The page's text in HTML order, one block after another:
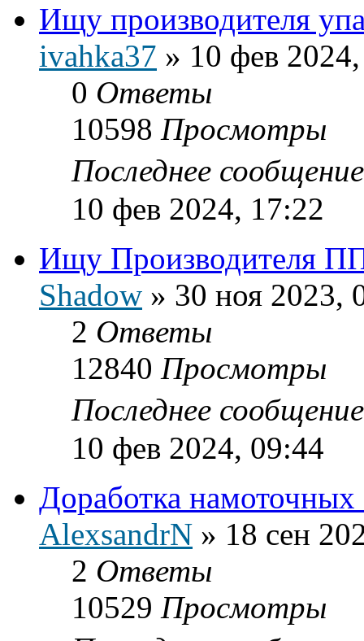
Ищу производителя
ivahka37 » 10 фев
0 Ответы
10598 Просмотры
Последнее
10 фев 2024, 17:22
Ищу Производителя
Shadow » 30 ноя 2023,
2 Ответы
12840 Просмотры
Последнее
10 фев 2024, 09:44
Доработка намоточных
AlexsandrN » 18 сен
2 Ответы
10529 Просмотры